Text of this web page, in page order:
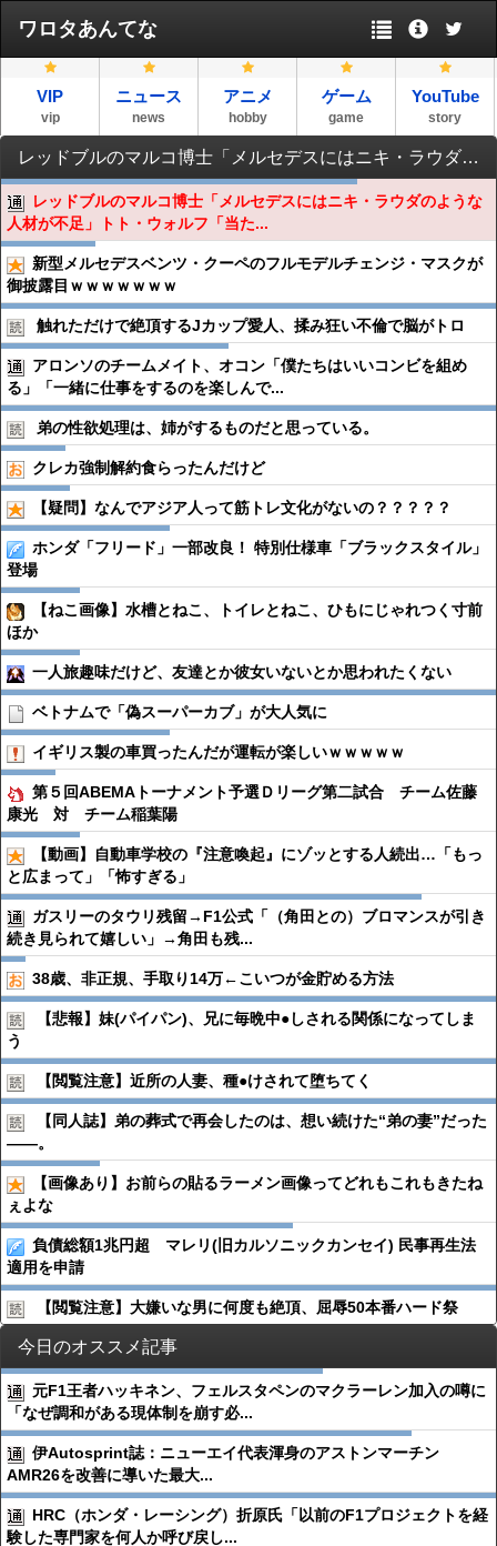
ワロタあんてな
VIP
vip
ニュース
news
アニメ
hobby
ゲーム
game
YouTube
story
レッドブルのマルコ博士「メルセデスにはニキ・ラウダのような人材が不足」トト・ウォルフ「当たっている...」
レッドブルのマルコ博士「メルセデスにはニキ・ラウダのような
人材が不足」トト・ウォルフ「当た...
新型メルセデスベンツ・クーペのフルモデルチェンジ・マスクが
御披露目ｗｗｗｗｗｗｗ
触れただけで絶頂するJカップ愛人、揉み狂い不倫で脳がトロ
アロンソのチームメイト、オコン「僕たちはいいコンビを組め
る」「一緒に仕事をするのを楽しんで...
弟の性欲処理は、姉がするものだと思っている。
クレカ強制解約食らったんだけど
【疑問】なんでアジア人って筋トレ文化がないの？？？？？
ホンダ「フリード」一部改良！ 特別仕様車「ブラックスタイル」
登場
【ねこ画像】水槽とねこ、トイレとねこ、ひもにじゃれつく寸前
ほか
一人旅趣味だけど、友達とか彼女いないとか思われたくない
ベトナムで「偽スーパーカブ」が大人気に
イギリス製の車買ったんだが運転が楽しいｗｗｗｗｗ
第５回ABEMAトーナメント予選Ｄリーグ第二試合 チーム佐藤
康光 対 チーム稲葉陽
【動画】自動車学校の『注意喚起』にゾッとする人続出…「もっ
と広まって」「怖すぎる」
ガスリーのタウリ残留→F1公式「（角田との）ブロマンスが引き
続き見られて嬉しい」→角田も残...
38歳、非正規、手取り14万←こいつが金貯める方法
【悲報】妹(パイパン)、兄に毎晩中●︎しされる関係になってしま
う
【閲覧注意】近所の人妻、種●︎けされて堕ちてく
【同人誌】弟の葬式で再会したのは、想い続けた“弟の妻”だった
――。
【画像あり】お前らの貼るラーメン画像ってどれもこれもきたね
ぇよな
負債総額1兆円超 マレリ(旧カルソニックカンセイ) 民事再生法
適用を申請
【閲覧注意】大嫌いな男に何度も絶頂、屈辱50本番ハード祭
今日のオススメ記事
元F1王者ハッキネン、フェルスタペンのマクラーレン加入の噂に
「なぜ調和がある現体制を崩す必...
伊Autosprint誌：ニューエイ代表渾身のアストンマーチン
AMR26を改善に導いた最大...
HRC（ホンダ・レーシング）折原氏「以前のF1プロジェクトを経
験した専門家を何人か呼び戻し...